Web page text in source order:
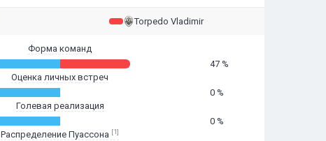
Torpedo Vladimir
Форма команд
47 %
Оценка личных встреч
0 %
Голевая реализация
0 %
Распределение Пуассона [1]